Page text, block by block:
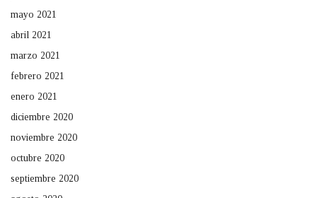
mayo 2021
abril 2021
marzo 2021
febrero 2021
enero 2021
diciembre 2020
noviembre 2020
octubre 2020
septiembre 2020